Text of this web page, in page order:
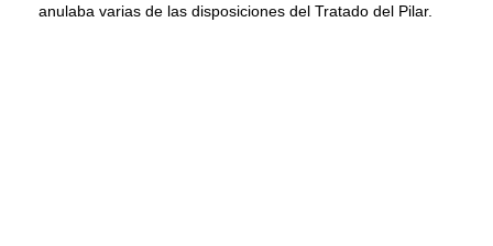
anulaba varias de las disposiciones del Tratado del Pilar.